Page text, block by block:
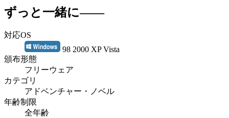
ずっと一緒に――
対応OS
98 2000 XP Vista
頒布形態
フリーウェア
カテゴリ
アドベンチャー・ノベル
年齢制限
全年齢